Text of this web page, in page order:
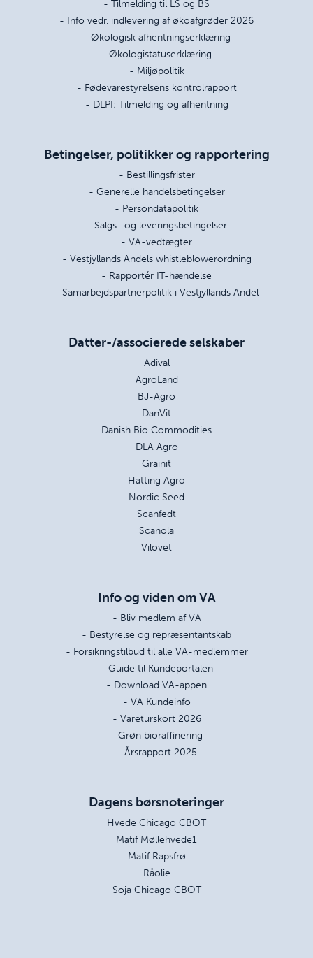
- Tilmelding til LS og BS
- Info vedr. indlevering af økoafgrøder 2026
- Økologisk afhentningserklæring
- Økologistatuserklæring
- Miljøpolitik
- Fødevarestyrelsens kontrolrapport
- DLPI: Tilmelding og afhentning
Betingelser, politikker og rapportering
- Bestillingsfrister
- Generelle handelsbetingelser
- Persondatapolitik
- Salgs- og leveringsbetingelser
- VA-vedtægter
- Vestjyllands Andels whistleblowerordning
- Rapportér IT-hændelse
- Samarbejdspartnerpolitik i Vestjyllands Andel
Datter-/associerede selskaber
Adival
AgroLand
BJ-Agro
DanVit
Danish Bio Commodities
DLA Agro
Grainit
Hatting Agro
Nordic Seed
Scanfedt
Scanola
Vilovet
Info og viden om VA
- Bliv medlem af VA
- Bestyrelse og repræsentantskab
- Forsikringstilbud til alle VA-medlemmer
- Guide til Kundeportalen
- Download VA-appen
- VA Kundeinfo
- Vareturskort 2026
- Grøn bioraffinering
- Årsrapport 2025
Dagens børsnoteringer
Hvede Chicago CBOT
Matif Møllehvede1
Matif Rapsfrø
Råolie
Soja Chicago CBOT